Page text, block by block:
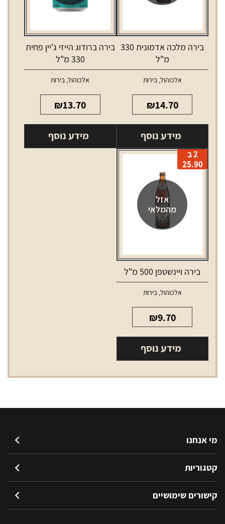
בירה מלכה אדמונית 330
מ"ל
אלכוהול,בירות
₪14.70
מידע נוסף
בירה ברודוג הייזי ג'יין פחית
330 מ"ל
אלכוהול, בירות
₪13.70
מידע נוסף
אזל
מהמלאי
2 ב
25.90
בירה ויינשטפן 500 מ"ל
אלכוהול,בירות
₪9.70
מידע נוסף
מי אנחנו
קטגוריות
קישורים שימושיים